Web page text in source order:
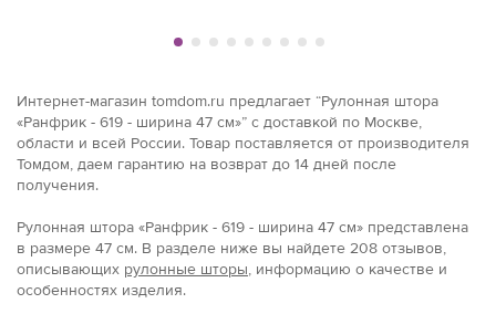
Интернет-магазин tomdom.ru предлагает “Рулонная штора
«Ранфрик - 619 - ширина 47 см»” с доставкой по Москве,
области и всей России. Товар поставляется от производителя
Томдом, даем гарантию на возврат до 14 дней после
получения.
Рулонная штора «Ранфрик - 619 - ширина 47 см» представлена
в размерe 47 см. В разделе ниже вы найдете 208 отзывов,
описывающих рулонные шторы, информацию о качестве и
особенностях изделия.